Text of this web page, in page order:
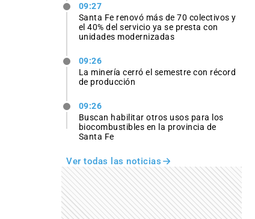
09:27
Santa Fe renovó más de 70 colectivos y
el 40% del servicio ya se presta con
unidades modernizadas
09:26
La minería cerró el semestre con récord
de producción
09:26
Buscan habilitar otros usos para los
biocombustibles en la provincia de
Santa Fe
Ver todas las noticias